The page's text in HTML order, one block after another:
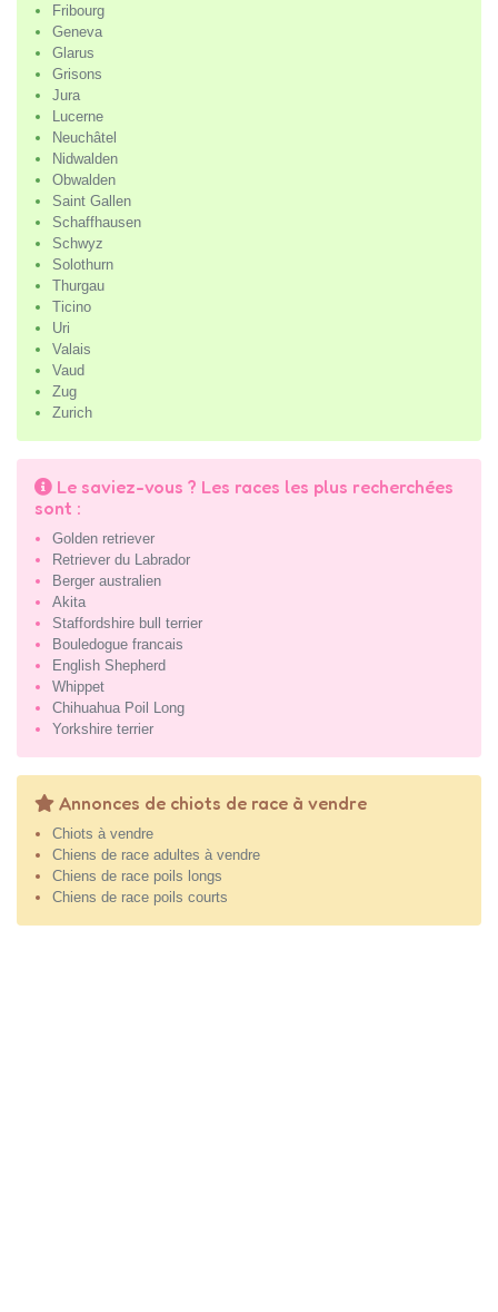
Fribourg
Geneva
Glarus
Grisons
Jura
Lucerne
Neuchâtel
Nidwalden
Obwalden
Saint Gallen
Schaffhausen
Schwyz
Solothurn
Thurgau
Ticino
Uri
Valais
Vaud
Zug
Zurich
Le saviez-vous ? Les races les plus recherchées
sont :
Golden retriever
Retriever du Labrador
Berger australien
Akita
Staffordshire bull terrier
Bouledogue francais
English Shepherd
Whippet
Chihuahua Poil Long
Yorkshire terrier
Annonces de chiots de race à vendre
Chiots à vendre
Chiens de race adultes à vendre
Chiens de race poils longs
Chiens de race poils courts